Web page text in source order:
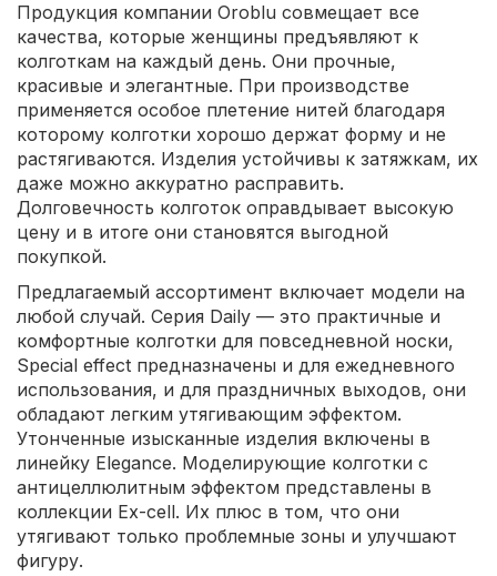
Продукция компании Oroblu совмещает все
качества, которые женщины предъявляют к
колготкам на каждый день. Они прочные,
красивые и элегантные. При производстве
применяется особое плетение нитей благодаря
которому колготки хорошо держат форму и не
растягиваются. Изделия устойчивы к затяжкам, их
даже можно аккуратно расправить.
Долговечность колготок оправдывает высокую
цену и в итоге они становятся выгодной
покупкой.
Предлагаемый ассортимент включает модели на
любой случай. Серия Daily — это практичные и
комфортные колготки для повседневной носки,
Special effect предназначены и для ежедневного
использования, и для праздничных выходов, они
обладают легким утягивающим эффектом.
Утонченные изысканные изделия включены в
линейку Elegance. Моделирующие колготки с
антицеллюлитным эффектом представлены в
коллекции Ex-cell. Их плюс в том, что они
утягивают только проблемные зоны и улучшают
фигуру.